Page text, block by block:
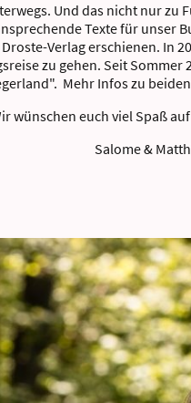
Und das nicht nur
Texte für unser
Verlag erschienen.
zu gehen. Seit
Mehr Infos zu
wünschen euch viel Spaß
Salome &